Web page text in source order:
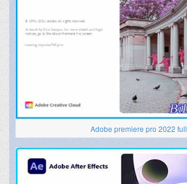
Adobe premiere pro 2022 full